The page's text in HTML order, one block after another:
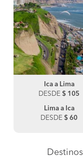
Ica a Lima
DESDE $ 105
Lima a Ica
DESDE $ 60
Destinos